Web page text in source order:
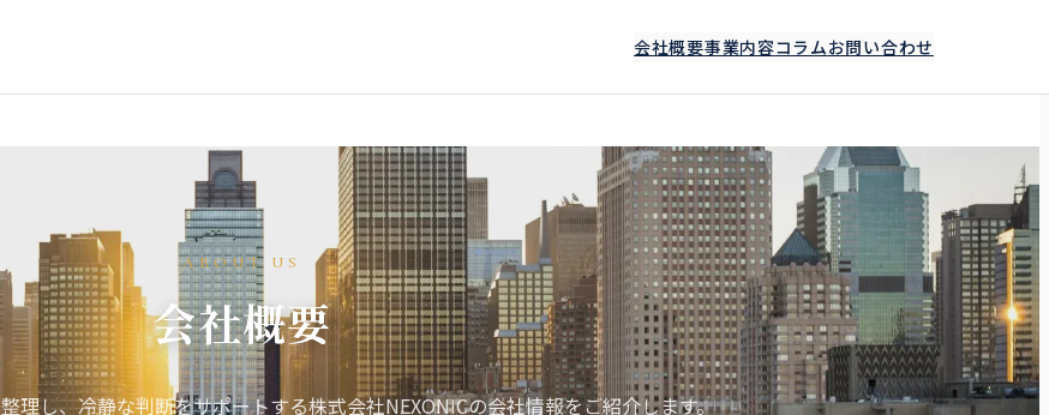
会社概要事業内容コラムお問い合わせ
ABOUT US
会社概要
理し、冷静な判断をサポートする株式会社NEXONICの会社情報をご紹介します。